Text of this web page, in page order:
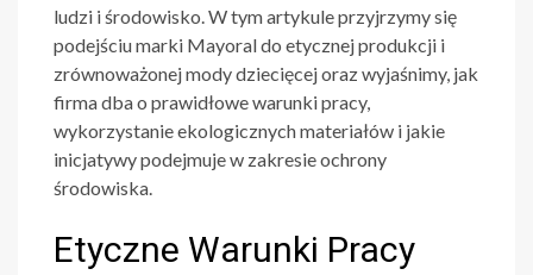
ludzi i środowisko. W tym artykule przyjrzymy się
podejściu marki Mayoral do etycznej produkcji i
zrównoważonej mody dziecięcej oraz wyjaśnimy, jak
firma dba o prawidłowe warunki pracy,
wykorzystanie ekologicznych materiałów i jakie
inicjatywy podejmuje w zakresie ochrony
środowiska.
Etyczne Warunki Pracy